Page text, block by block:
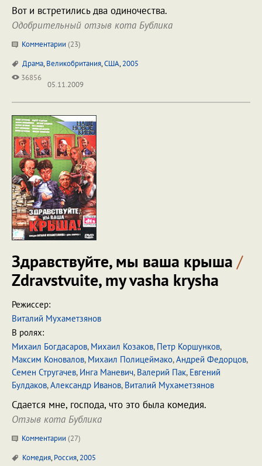
Вот и встретились два одиночества.
Одобрительный отзыв кота Бублика
Комментарии (23)
Драма,Великобритания,США,2005
36856
05.11.2009
Здравствуйте, мы ваша крыша /
Zdravstvuite, my vasha krysha
Режиссер:
Виталий Мухаметзянов
В ролях:
Михаил Богдасаров, Михаил Козаков, Петр Коршунков,
Максим Коновалов, Михаил Полицеймако,Андрей Федорцов,
Семен Стругачев, Инга Маневич, Валерий Пак, Евгений
Булдаков,Александр Иванов, Виталий Мухаметзянов
Сдается мне, господа, что это была комедия.
Отзыв кота Бублика
Комментарии (27)
Комедия,Россия,2005